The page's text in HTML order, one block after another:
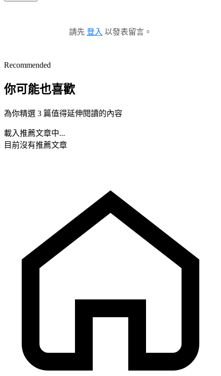
請先 登入 以發表留言。
Recommended
你可能也喜歡
為你精選 3 篇值得延伸閱讀的內容
載入推薦文章中...
目前沒有推薦文章